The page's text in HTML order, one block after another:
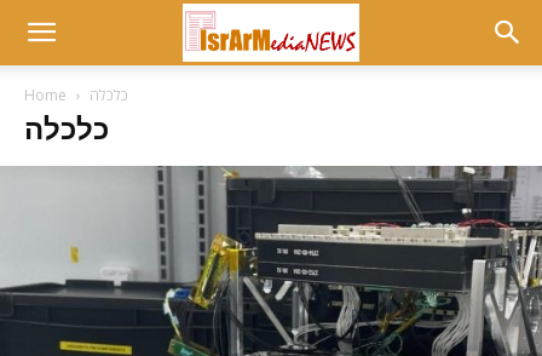
Home כלכלה
כלכלה